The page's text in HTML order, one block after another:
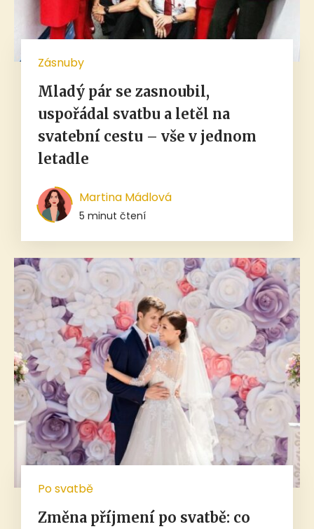
Zásnuby
Mladý pár se zasnoubil,
uspořádal svatbu a letěl na
svatební cestu – vše v jednom
letadle
Martina Mádlová
5 minut čtení
Po svatbě
Změna příjmení po svatbě: co